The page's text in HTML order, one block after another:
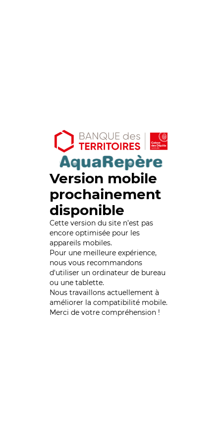
Version mobile
prochainement
disponible
Cette version du site n’est pas
encore optimisée pour les
appareils mobiles.
Pour une meilleure expérience,
nous vous recommandons
d'utiliser un ordinateur de bureau
ou une tablette.
Nous travaillons actuellement à
améliorer la compatibilité mobile.
Merci de votre compréhension !